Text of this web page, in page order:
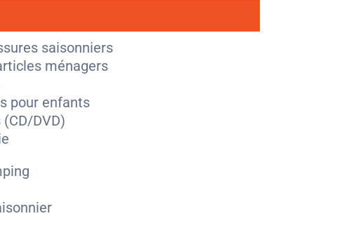
saisonniers
ménagers
pour enfants
DVD)